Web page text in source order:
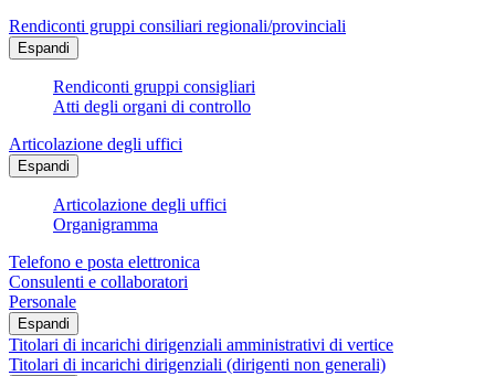
Rendiconti gruppi consiliari regionali/provinciali
Espandi
Rendiconti gruppi consigliari
Atti degli organi di controllo
Articolazione degli uffici
Espandi
Articolazione degli uffici
Organigramma
Telefono e posta elettronica
Consulenti e collaboratori
Personale
Espandi
Titolari di incarichi dirigenziali amministrativi di vertice
Titolari di incarichi dirigenziali (dirigenti non generali)